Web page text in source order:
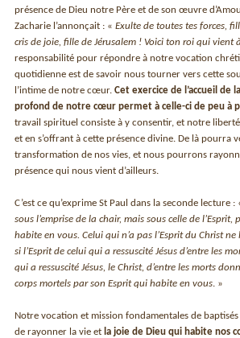
présence de Dieu notre Père et de son œuvre
Zacharie l’annonçait : «Exulte de toutes tes forces,
cris de joie, fille de Jérusalem ! Voici ton roi qui vient
responsabilité pour répondre à notre vocation
quotidienne est de savoir nous tourner vers cette
l’intime de notre cœur.Cet exercice de l’accueil de
profond de notre cœur permet à celle-ci de peu à
travail spirituel consiste à y consentir, et notre
et en s’offrant à cette présence divine. De là pourra
transformation de nos vies, et nous pourrons
présence qui nous vient d’ailleurs.
C’est ce qu’exprime St Paul dans la seconde lecture :
sous l’emprise de la chair, mais sous celle de l’Esprit,
habite en vous. Celui qui n’a pas l’Esprit du Christ
si l’Esprit de celui qui a ressuscité Jésus d’entre les
qui a ressuscité Jésus, le Christ, d’entre les morts
corps mortels par son Esprit qui habite en vous . »
Notre vocation et mission fondamentales de
de rayonner la vie et la joie de Dieu qui habite nos